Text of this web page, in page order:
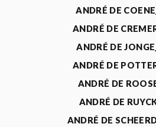
ANDRÉ DE
ANDRÉ DE
ANDRÉ DE
ANDRÉ DE
ANDRÉ DE
ANDRÉ DE
ANDRÉ DE